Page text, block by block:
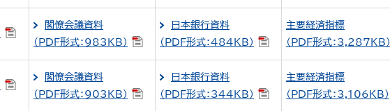
閣僚会議資料
（PDF形式：983KB）
日本銀行資料
（PDF形式：484KB）
主要経済指標
（PDF形式：3,287KB）
閣僚会議資料
（PDF形式：903KB）
日本銀行資料
（PDF形式：344KB）
主要経済指標
（PDF形式：3,106KB）